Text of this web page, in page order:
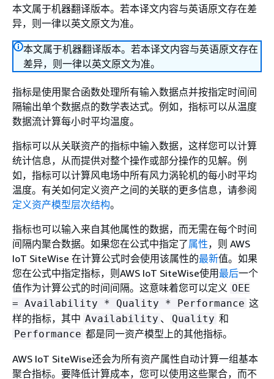
本文属于机器翻译版本。若本译文内容与英语原文存在差
异，则一律以英文原文为准。
本文属于机器翻译版本。若本译文内容与英语原文存在
差异，则一律以英文原文为准。
指标是使用聚合函数处理所有输入数据点并按指定时间间
隔输出单个数据点的数学表达式。例如，指标可以从温度
数据流计算每小时平均温度。
指标可以从关联资产的指标中输入数据，这样您可以计算
统计信息，从而提供对整个操作或部分操作的见解。例
如，指标可以计算风电场中所有风力涡轮机的每小时平均
温度。有关如何定义资产之间的关联的更多信息，请参阅
定义资产模型层次结构。
指标也可以输入来自其他属性的数据，而无需在每个时间
间隔内聚合数据。如果您在公式中指定了属性，则 AWS
IoT SiteWise 在计算公式时会使用该属性的最新值。如果
您在公式中指定指标，则AWS IoT SiteWise使用最后一个
值作为计算公式的时间间隔。这意味着您可以定义 OEE
= Availability * Quality * Performance 这
样的指标，其中 Availability 、 Quality 和
Performance 都是同一资产模型上的其他指标。
AWS IoT SiteWise还会为所有资产属性自动计算一组基本
聚合指标。要降低计算成本，您可以使用这些聚合，而不